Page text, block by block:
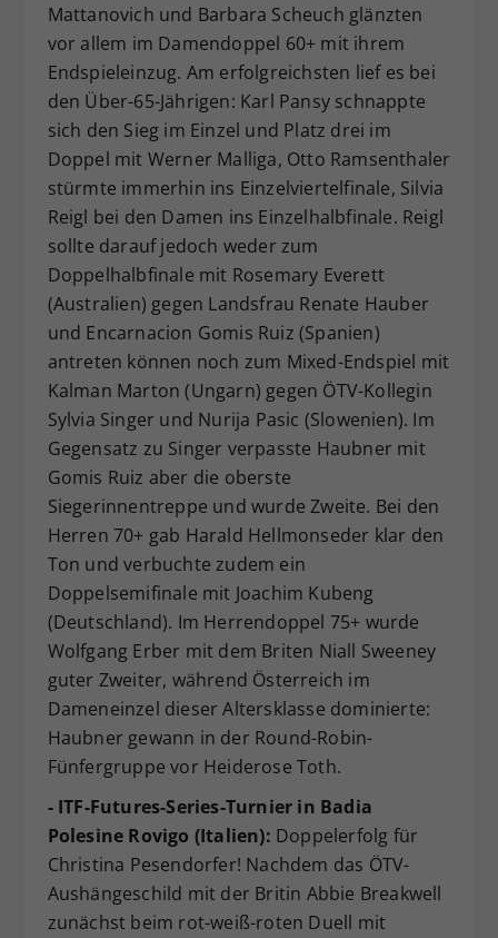
Mattanovich und Barbara Scheuch glänzten
vor allem im Damendoppel 60+ mit ihrem
Endspieleinzug. Am erfolgreichsten lief es bei
den Über-65-Jährigen: Karl Pansy schnappte
sich den Sieg im Einzel und Platz drei im
Doppel mit Werner Malliga, Otto Ramsenthaler
stürmte immerhin ins Einzelviertelfinale, Silvia
Reigl bei den Damen ins Einzelhalbfinale. Reigl
sollte darauf jedoch weder zum
Doppelhalbfinale mit Rosemary Everett
(Australien) gegen Landsfrau Renate Hauber
und Encarnacion Gomis Ruiz (Spanien)
antreten können noch zum Mixed-Endspiel mit
Kalman Marton (Ungarn) gegen ÖTV-Kollegin
Sylvia Singer und Nurija Pasic (Slowenien). Im
Gegensatz zu Singer verpasste Haubner mit
Gomis Ruiz aber die oberste
Siegerinnentreppe und wurde Zweite. Bei den
Herren 70+ gab Harald Hellmonseder klar den
Ton und verbuchte zudem ein
Doppelsemifinale mit Joachim Kubeng
(Deutschland). Im Herrendoppel 75+ wurde
Wolfgang Erber mit dem Briten Niall Sweeney
guter Zweiter, während Österreich im
Dameneinzel dieser Altersklasse dominierte:
Haubner gewann in der Round-Robin-
Fünfergruppe vor Heiderose Toth.
- ITF-Futures-Series-Turnier in Badia
Polesine Rovigo (Italien): Doppelerfolg für
Christina Pesendorfer! Nachdem das ÖTV-
Aushängeschild mit der Britin Abbie Breakwell
zunächst beim rot-weiß-roten Duell mit